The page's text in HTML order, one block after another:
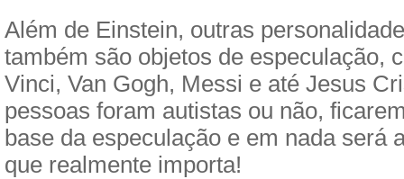
Além de Einstein, outras
também são objetos de especulação,
Vinci, Van Gogh, Messi e até Jesus
pessoas foram autistas ou não,
base da especulação e em nada será
que realmente importa!